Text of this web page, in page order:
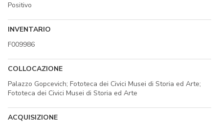
Positivo
INVENTARIO
F009986
COLLOCAZIONE
Palazzo Gopcevich; Fototeca dei Civici Musei di Storia ed Arte;
Fototeca dei Civici Musei di Storia ed Arte
ACQUISIZIONE